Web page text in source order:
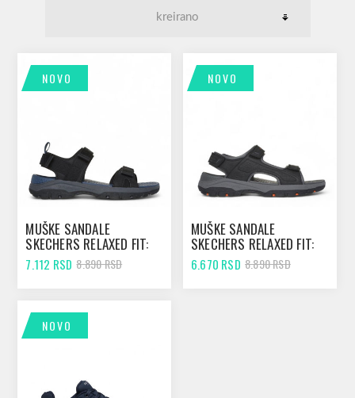
NOVO
MUŠKE SANDALE
SKECHERS RELAXED FIT:
TRESMEN - RYER BLACK
7.112 RSD 8.890 RSD
NOVO
MUŠKE SANDALE
SKECHERS RELAXED FIT:
TRESMEN - GARO BLACK
6.670 RSD 8.890 RSD
NOVO